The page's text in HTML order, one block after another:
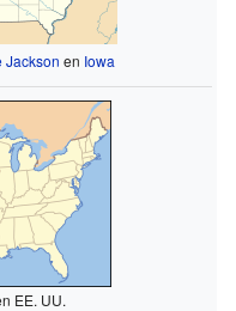
Jackson en Iowa
EE. UU.